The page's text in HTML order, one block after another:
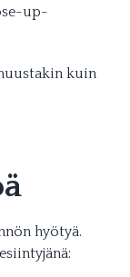
up-
kuin
hyötyä.